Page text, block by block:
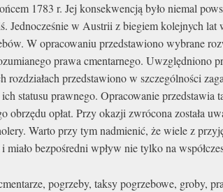
1783 r. Jej konsekwencją było niemal
Jednocześnie w Austrii z biegiem kolejnych lat
W opracowaniu przedstawiono wybrane
prawa cmentarnego.
rozdziałach przedstawiono w szczególności
statusu prawnego. Opracowanie przedstawia
obrzędu opłat. Przy okazji zwrócona została
Warto przy tym nadmienić, że wiele z
miało bezpośredni wpływ nie tylko na
pogrzeby, taksy pogrzebowe, groby,